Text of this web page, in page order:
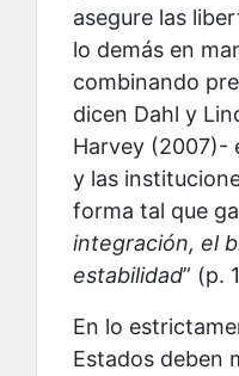
asegure las
lo demás en
combinando
dicen Dahl y
Harvey (2007)-
y las
forma tal que
integración, el
estabilidad” (p.
En lo
Estados deben